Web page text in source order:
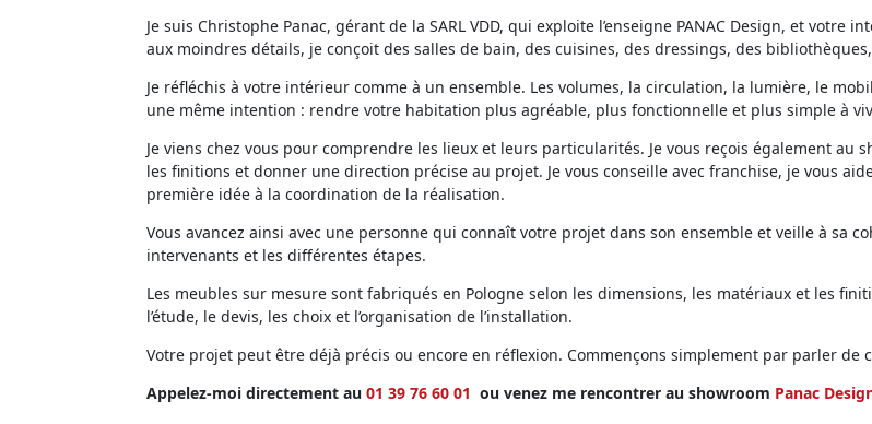
Je suis Christophe Panac, gérant de la SARL VDD, qui exploite l’enseigne PANAC Design, et
aux moindres détails, je conçoit des salles de bain, des cuisines, des dressings, des
Je réfléchis à votre intérieur comme à un ensemble. Les volumes, la circulation, la lumière, le
une même intention : rendre votre habitation plus agréable, plus fonctionnelle et plus simple à
Je viens chez vous pour comprendre les lieux et leurs particularités. Je vous reçois également
les finitions et donner une direction précise au projet. Je vous conseille avec franchise, je vous
première idée à la coordination de la réalisation.
Vous avancez ainsi avec une personne qui connaît votre projet dans son ensemble et veille à sa
intervenants et les différentes étapes.
Les meubles sur mesure sont fabriqués en Pologne selon les dimensions, les matériaux et les
l’étude, le devis, les choix et l’organisation de l’installation.
Votre projet peut être déjà précis ou encore en réflexion. Commençons simplement par parler de
Appelez-moi directement au 01 39 76 60 01 ou venez me rencontrer au showroom Panac